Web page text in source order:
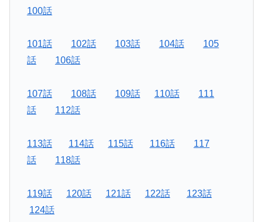
100話
101話 102話 103話 104話
105
話
106話
107話 108話 109話 110話
111
話
112話
113話 114話 115話 116話
117
話
118話
119話 120話 121話 122話
123話
124話